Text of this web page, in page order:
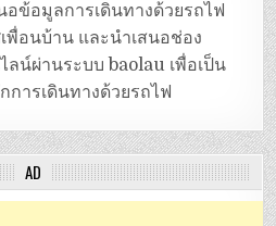
อข้อมูลการเดินทางด้วยรถไฟ
พื่อนบ้าน และนำเสนอช่อง
ลน์ผ่านระบบ baolau เพื่อเป็น
ารเดินทางด้วยรถไฟ
AD